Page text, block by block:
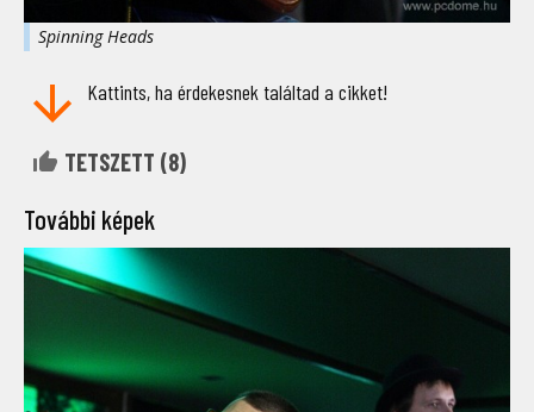
Spinning Heads
Kattints, ha érdekesnek találtad a cikket!
TETSZETT (8)
További képek